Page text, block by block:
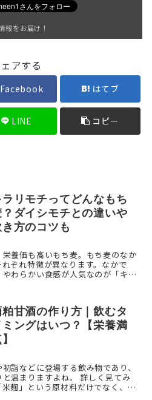
報をお届け！
アする
Facebook はてブ
LINE コピー
ラリモチってどんなもち
？ダイシモチとの違いや
方のコツも
養価も高いもち麦。もち麦のなか
ぞれ特徴が異なります。なかで
わらかい食感が人気なのが「キラ
粕甘酒の作り方｜飲むタ
ミングはいつ？【栄養満
詣などに登場する飲み物であり、
温まりますよね。 詳しく見てみ
麹」という原材料だけでなく、作